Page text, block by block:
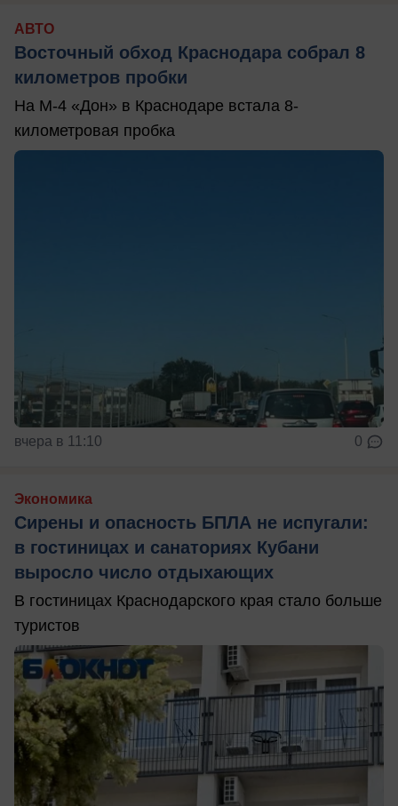
АВТО
Восточный обход Краснодара собрал 8
километров пробки
На М-4 «Дон» в Краснодаре встала 8-
километровая пробка
вчера в 11:10 0
Экономика
Сирены и опасность БПЛА не испугали:
в гостиницах и санаториях Кубани
выросло число отдыхающих
В гостиницах Краснодарского края стало больше
туристов